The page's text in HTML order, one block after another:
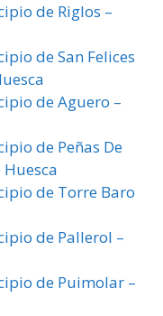
de Riglos –
de San Felices
de Aguero –
de Peñas De
Huesca
de Torre Baro
de Pallerol –
de Puimolar –